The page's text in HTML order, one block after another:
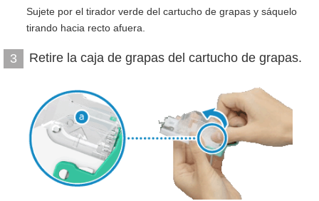
Sujete por el tirador verde del cartucho de grapas y sáquelo
tirando hacia recto afuera.
3 Retire la caja de grapas del cartucho de grapas.